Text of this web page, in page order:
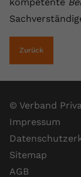
Zurück
© Verband
Impressum
Sitemap
AGB
Anbieter
Laufzeit